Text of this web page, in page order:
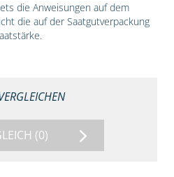
die Anweisungen auf dem
die auf der Saatgutverpackung
(0)